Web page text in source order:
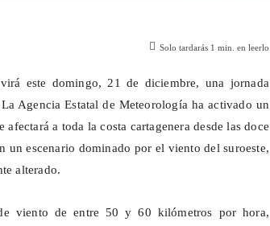
Solo tardarás 1 min. en leerlo
este domingo, 21 de diciembre, una jornada
Agencia Estatal de Meteorología ha activado un
a toda la costa cartagenera desde las doce
un escenario dominado por el viento del suroeste,
alterado.
viento de entre 50 y 60 kilómetros por hora,